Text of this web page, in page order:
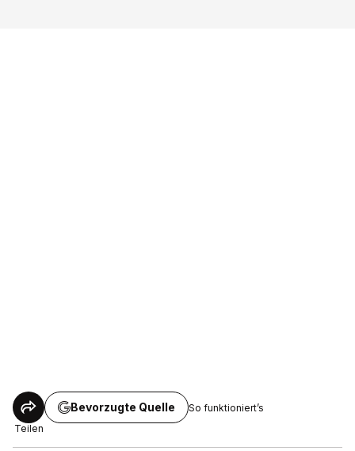
Teilen
Bevorzugte Quelle So funktioniert’s